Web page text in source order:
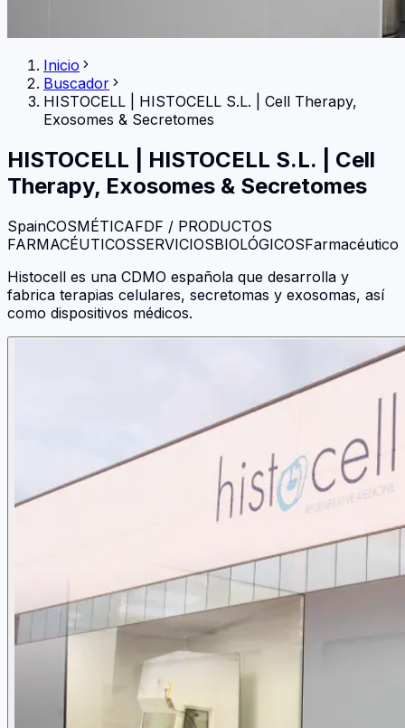
Inicio
Buscador
HISTOCELL
HISTOCELL S.L. | Cell Therapy,
Exosomes & Secretomes
HISTOCELL
HISTOCELL S.L. | Cell
Therapy, Exosomes & Secretomes
SpainCOSMÉTICAFDF / PRODUCTOS
FARMACÉUTICOSSERVICIOSBIOLÓGICOSFarmacéutico
Histocell es una CDMO española que desarrolla y
fabrica terapias celulares, secretomas y exosomas, así
como dispositivos médicos.